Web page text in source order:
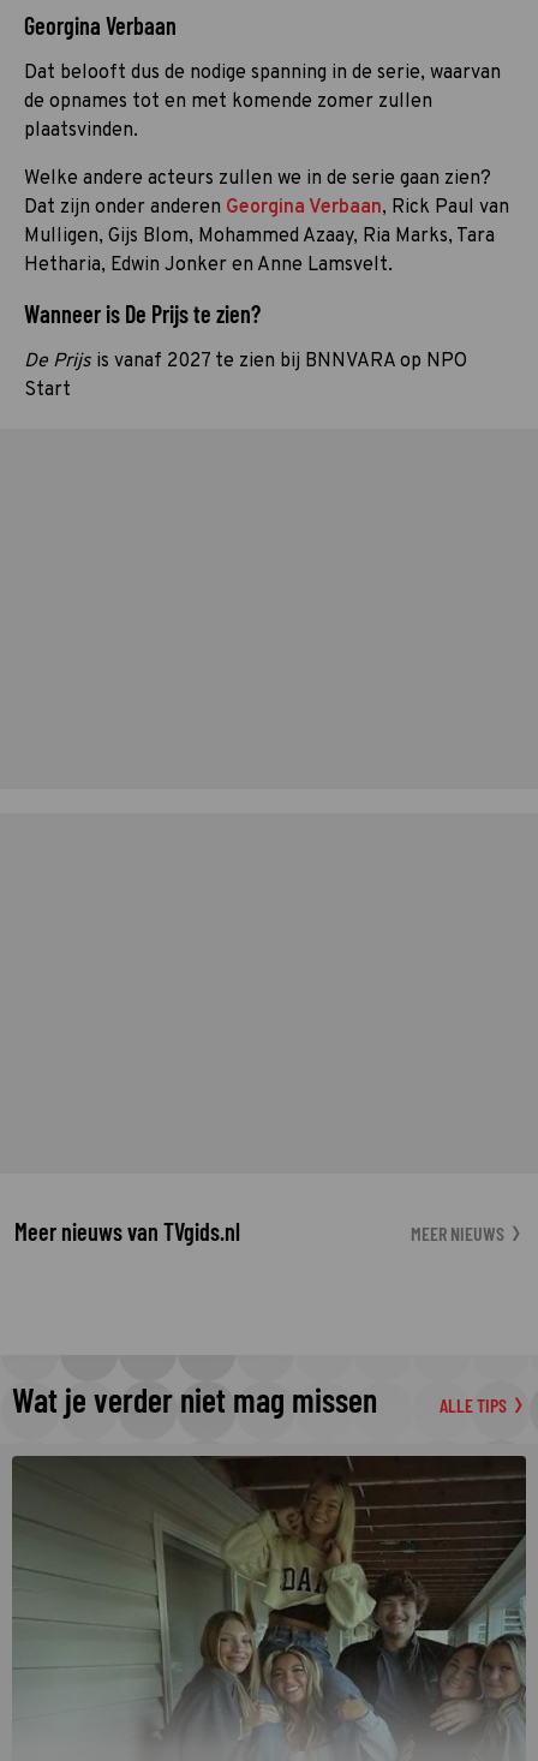
Georgina Verbaan
Dat belooft dus de nodige spanning in de serie, waarvan
de opnames tot en met komende zomer zullen
plaatsvinden.
Welke andere acteurs zullen we in de serie gaan zien?
Dat zijn onder anderen Georgina Verbaan, Rick Paul van
Mulligen, Gijs Blom, Mohammed Azaay, Ria Marks, Tara
Hetharia, Edwin Jonker en Anne Lamsvelt.
Wanneer is De Prijs te zien?
De Prijs is vanaf 2027 te zien bij BNNVARA op NPO
Start
Meer nieuws van TVgids.nl MEER NIEUWS
Wat je verder niet mag missen ALLE TIPS